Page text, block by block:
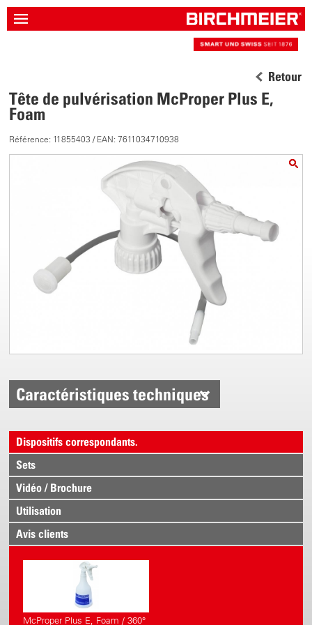
Retour
Tête de pulvérisation McProper Plus E,
Foam
Référence: 11855403 / EAN: 7611034710938
Caractéristiques techniques
Dispositifs correspondants.
Sets
Vidéo / Brochure
Utilisation
Avis clients
McProper Plus E, Foam / 360°